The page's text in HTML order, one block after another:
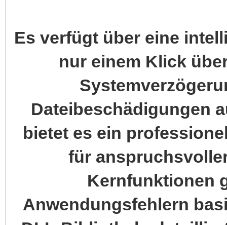
Es verfügt über eine
nur einem Klick
Dateibeschädigungen
bietet es ein
für
Kernfunktionen
Anwendungsfehlern